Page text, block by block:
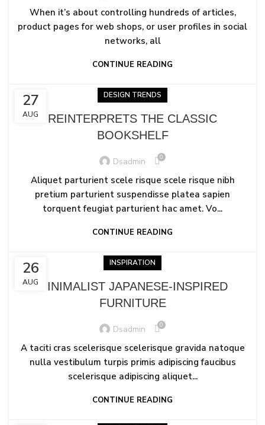
When it’s about controlling hundreds of articles,
product pages for web shops, or user profiles in social
networks, all
CONTINUE READING
27
AUG
DESIGN TRENDS
REINTERPRETS THE CLASSIC
BOOKSHELF
Dsadmin 0
Aliquet parturient scele risque scele risque nibh
pretium parturient suspendisse platea sapien
torquent feugiat parturient hac amet. Vo...
CONTINUE READING
26
AUG
INSPIRATION
MINIMALIST JAPANESE-INSPIRED
FURNITURE
Dsadmin 0
A taciti cras scelerisque scelerisque gravida natoque
nulla vestibulum turpis primis adipiscing faucibus
scelerisque adipiscing aliquet...
CONTINUE READING